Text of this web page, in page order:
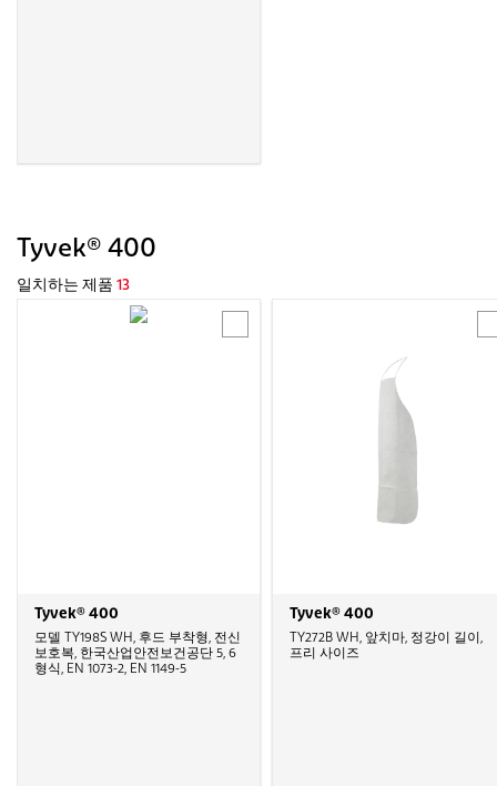
Tyvek® 400
일치하는 제품 13
Tyvek® 400
모델 TY198S WH, 후드 부착형, 전신
보호복, 한국산업안전보건공단 5, 6
형식, EN 1073-2, EN 1149-5
Tyvek® 400
TY272B WH, 앞치마, 정강이 길이,
프리 사이즈